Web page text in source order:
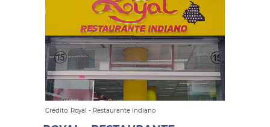
Crédito: Royal - Restaurante Indiano